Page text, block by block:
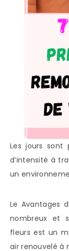
Les jours sont
d’intensité à
un
Le Avantages
nombreux et
fleurs est un
air renouvelé à